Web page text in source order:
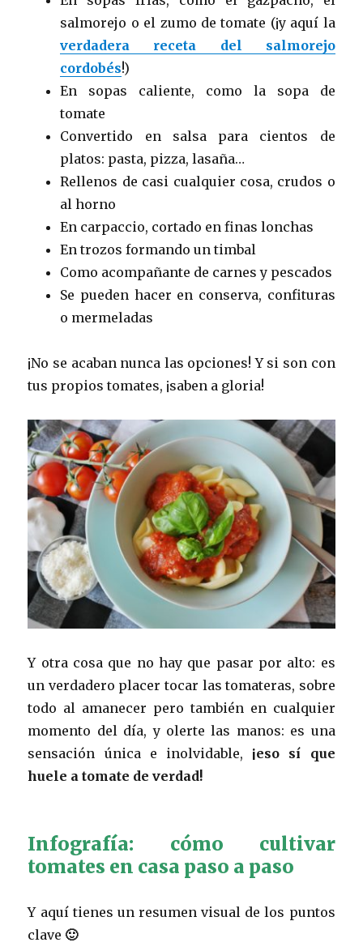
salmorejo o el zumo de tomate (¡y aquí la
verdadera receta del salmorejo
cordobés!)
En sopas caliente, como la sopa de
tomate
Convertido en salsa para cientos de
platos: pasta, pizza, lasaña…
Rellenos de casi cualquier cosa, crudos o
al horno
En carpaccio, cortado en finas lonchas
En trozos formando un timbal
Como acompañante de carnes y pescados
Se pueden hacer en conserva, confituras
o mermeladas
¡No se acaban nunca las opciones! Y si son con
tus propios tomates, ¡saben a gloria!
Y otra cosa que no hay que pasar por alto: es
un verdadero placer tocar las tomateras, sobre
todo al amanecer pero también en cualquier
momento del día, y olerte las manos: es una
sensación única e inolvidable, ¡eso sí que
huele a tomate de verdad!
Infografía: cómo cultivar
tomates en casa paso a paso
Y aquí tienes un resumen visual de los puntos
clave 🙂